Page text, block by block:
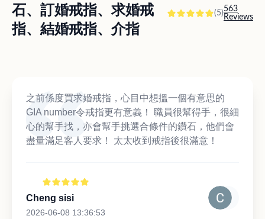
石、訂婚戒指、求婚戒
指、結婚戒指、介指
(5)563
Reviews
之前係度買求婚戒指，心目中想搵一個有意思的
GIA number令戒指更有意義！ 職員很幫得手，很細
心的幫手找，亦會幫手挑選合條件的鑽石，他們會
盡量滿足客人要求！ 太太收到戒指後很滿意！
Cheng sisi
2026-06-08 13:36:53